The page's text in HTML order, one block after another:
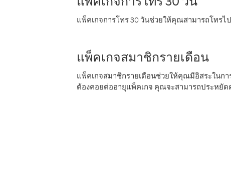
แพ็คเกจการโทร 30 วันช่วยให้คุณสามารถโทร
แพ็คเกจสมาชิกรายเดือน
แพ็คเกจสมาชิกรายเดือนช่วยให้คุณมีอิสระในก
ต้องคอยต่ออายุแพ็คเกจ คุณจะสามารถประหยั